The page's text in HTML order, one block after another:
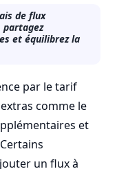
de flux
partagez
et équilibrez la
par le tarif
comme le
et
un flux à